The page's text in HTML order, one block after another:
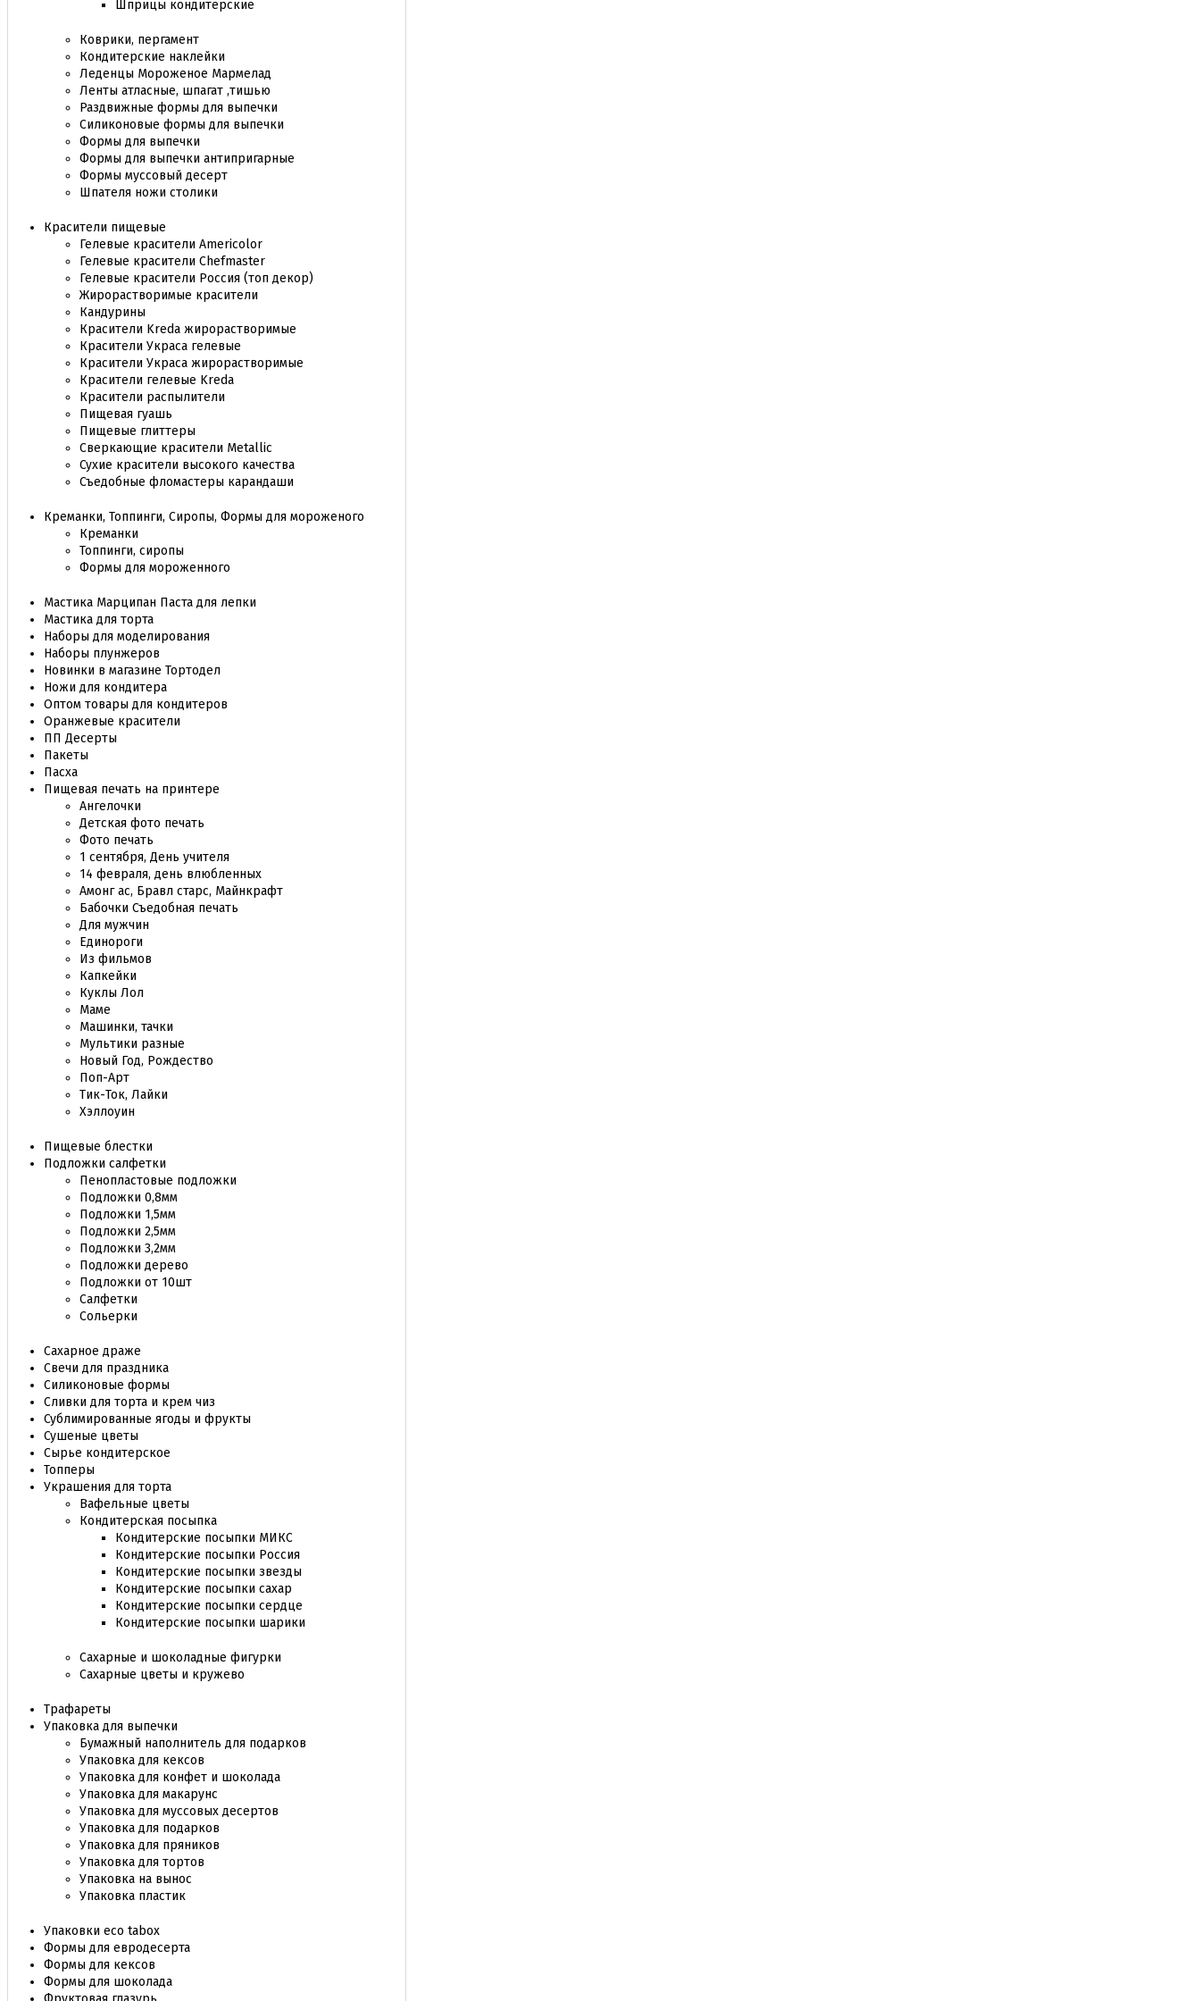
Шприцы кондитерские
Коврики, пергамент
Кондитерские наклейки
Леденцы Мороженое Мармелад
Ленты атласные, шпагат ,тишью
Раздвижные формы для выпечки
Силиконовые формы для выпечки
Формы для выпечки
Формы для выпечки антипригарные
Формы муссовый десерт
Шпателя ножи столики
Красители пищевые
Гелевые красители Americolor
Гелевые красители Chefmaster
Гелевые красители Россия (топ декор)
Жирорастворимые красители
Кандурины
Красители Kreda жирорастворимые
Красители Украса гелевые
Красители Украса жирорастворимые
Красители гелевые Kreda
Красители распылители
Пищевая гуашь
Пищевые глиттеры
Сверкающие красители Metallic
Сухие красители высокого качества
Съедобные фломастеры карандаши
Креманки, Топпинги, Сиропы, Формы для мороженого
Креманки
Топпинги, сиропы
Формы для мороженного
Мастика Марципан Паста для лепки
Мастика для торта
Наборы для моделирования
Наборы плунжеров
Новинки в магазине Тортодел
Ножи для кондитера
Оптом товары для кондитеров
Оранжевые красители
ПП Десерты
Пакеты
Пасха
Пищевая печать на принтере
Ангелочки
Детская фото печать
Фото печать
1 сентября, День учителя
14 февраля, день влюбленных
Амонг ас, Бравл старс, Майнкрафт
Бабочки Съедобная печать
Для мужчин
Единороги
Из фильмов
Капкейки
Куклы Лол
Маме
Машинки, тачки
Мультики разные
Новый Год, Рождество
Поп-Арт
Тик-Ток, Лайки
Хэллоуин
Пищевые блестки
Подложки салфетки
Пенопластовые подложки
Подложки 0,8мм
Подложки 1,5мм
Подложки 2,5мм
Подложки 3,2мм
Подложки дерево
Подложки от 10шт
Салфетки
Сольерки
Сахарное драже
Свечи для праздника
Силиконовые формы
Сливки для торта и крем чиз
Сублимированные ягоды и фрукты
Сушеные цветы
Сырье кондитерское
Топперы
Украшения для торта
Вафельные цветы
Кондитерская посыпка
Кондитерские посыпки МИКС
Кондитерские посыпки Россия
Кондитерские посыпки звезды
Кондитерские посыпки сахар
Кондитерские посыпки сердце
Кондитерские посыпки шарики
Сахарные и шоколадные фигурки
Сахарные цветы и кружево
Трафареты
Упаковка для выпечки
Бумажный наполнитель для подарков
Упаковка для кексов
Упаковка для конфет и шоколада
Упаковка для макарунс
Упаковка для муссовых десертов
Упаковка для подарков
Упаковка для пряников
Упаковка для тортов
Упаковка на вынос
Упаковка пластик
Упаковки eco tabox
Формы для евродесерта
Формы для кексов
Формы для шоколада